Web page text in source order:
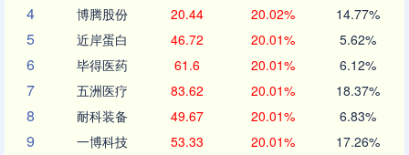
4 博腾股份 20.44 20.02% 14.77%
5 近岸蛋白 46.72 20.01% 5.62%
6 毕得医药 61.6 20.01% 6.12%
7 五洲医疗 83.62 20.01% 18.37%
8 耐科装备 49.67 20.01% 6.83%
9 一博科技 53.33 20.01% 17.26%